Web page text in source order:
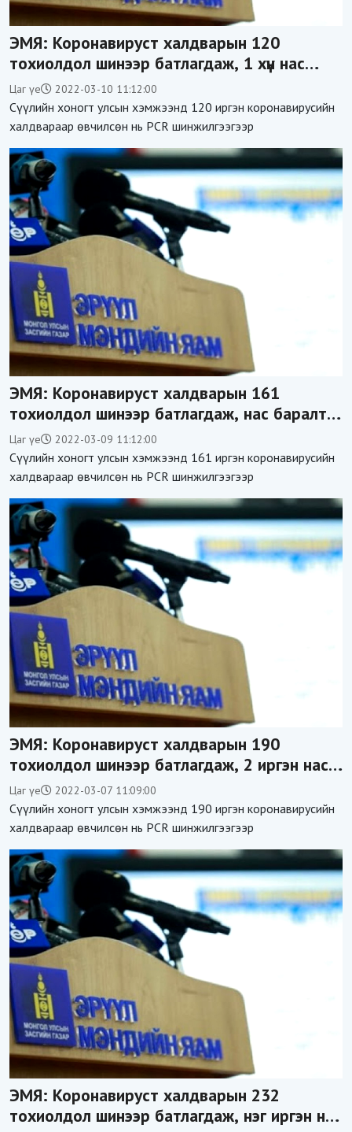
ЭМЯ: Коронавируст халдварын 120
тохиолдол шинээр батлагдаж, 1 хүн нас
баржээ
Цаг үе 2022-03-10 11:12:00
Сүүлийн хоногт улсын хэмжээнд 120 иргэн коронавирусийн
халдвараар өвчилсөн нь PCR шинжилгээгээр
ЭМЯ: Коронавируст халдварын 161
тохиолдол шинээр батлагдаж, нас баралт
бүртгэгдээгүй
Цаг үе 2022-03-09 11:12:00
Сүүлийн хоногт улсын хэмжээнд 161 иргэн коронавирусийн
халдвараар өвчилсөн нь PCR шинжилгээгээр
ЭМЯ: Коронавируст халдварын 190
тохиолдол шинээр батлагдаж, 2 иргэн нас
баржээ
Цаг үе 2022-03-07 11:09:00
Сүүлийн хоногт улсын хэмжээнд 190 иргэн коронавирусийн
халдвараар өвчилсөн нь PCR шинжилгээгээр
ЭМЯ: Коронавируст халдварын 232
тохиолдол шинээр батлагдаж, нэг иргэн нас